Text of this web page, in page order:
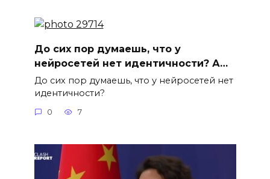
До сих пор думаешь, что у
нейросетей нет идентичности? А…
До сих пор думаешь, что у нейросетей нет
идентичности?
0 7